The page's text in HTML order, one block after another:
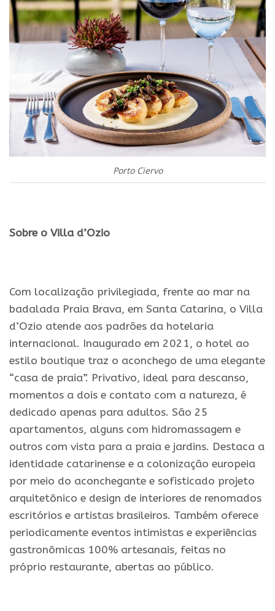
Porto Ciervo
Sobre o Villa d’Ozio
Com localização privilegiada, frente ao mar na
badalada Praia Brava, em Santa Catarina, o Villa
d’Ozio atende aos padrões da hotelaria
internacional. Inaugurado em 2021, o hotel ao
estilo boutique traz o aconchego de uma elegante
“casa de praia”. Privativo, ideal para descanso,
momentos a dois e contato com a natureza, é
dedicado apenas para adultos. São 25
apartamentos, alguns com hidromassagem e
outros com vista para a praia e jardins. Destaca a
identidade catarinense e a colonização europeia
por meio do aconchegante e sofisticado projeto
arquitetônico e design de interiores de renomados
escritórios e artistas brasileiros. Também oferece
periodicamente eventos intimistas e experiências
gastronômicas 100% artesanais, feitas no
próprio restaurante, abertas ao público.